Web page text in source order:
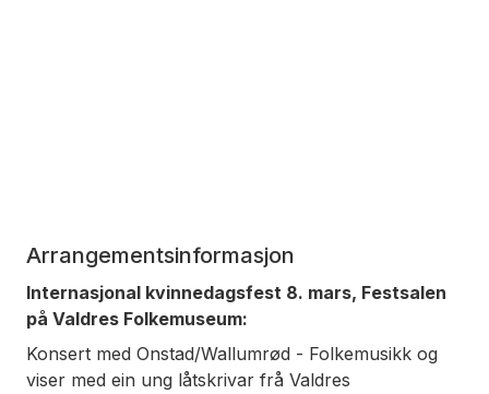
Arrangementsinformasjon
Internasjonal kvinnedagsfest 8. mars, Festsalen
på Valdres Folkemuseum:
Konsert med Onstad/Wallumrød - Folkemusikk og
viser med ein ung låtskrivar frå Valdres